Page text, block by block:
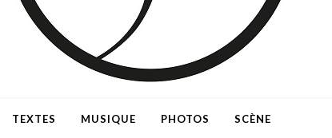
TEXTES MUSIQUE PHOTOS SCÈNE